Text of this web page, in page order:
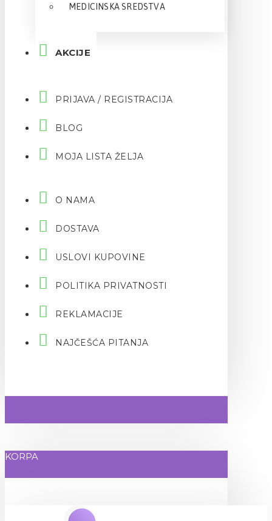
MEDICINSKA SREDSTVA
AKCIJE
PRIJAVA / REGISTRACIJA
BLOG
MOJA LISTA ŽELJA
O NAMA
DOSTAVA
USLOVI KUPOVINE
POLITIKA PRIVATNOSTI
REKLAMACIJE
NAJČEŠĆA PITANJA
KORPA